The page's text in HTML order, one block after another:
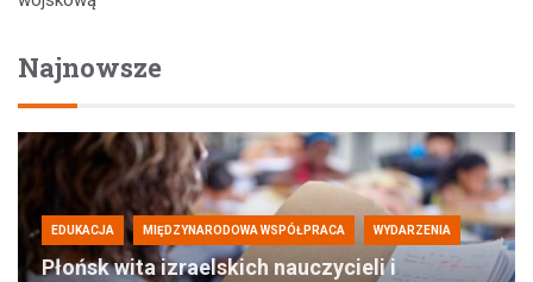
Najnowsze
EDUKACJA MIĘDZYNARODOWA WSPÓŁPRACA WYDARZENIA
Płońsk wita izraelskich nauczycieli i